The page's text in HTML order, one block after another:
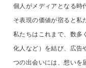
個人がメディアとなる時
そ表現の価値が宿ると私
私たちはこれまで、数多
化人など）を結び、広告
つの出会いには、想いを